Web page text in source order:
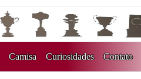
Camisa Curiosidades Contato